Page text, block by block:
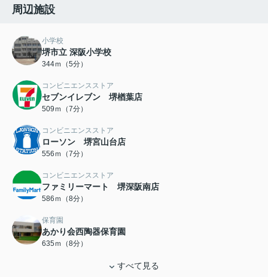
周辺施設
小学校
堺市立 深阪小学校
344ｍ（5分）
コンビニエンスストア
セブンイレブン 堺楢葉店
509ｍ（7分）
コンビニエンスストア
ローソン 堺宮山台店
556ｍ（7分）
コンビニエンスストア
ファミリーマート 堺深阪南店
586ｍ（8分）
保育園
あかり会西陶器保育園
635ｍ（8分）
すべて見る